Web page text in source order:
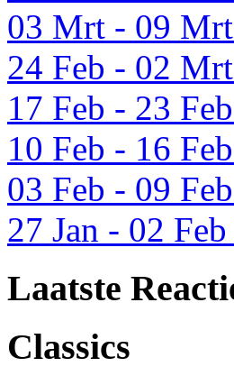
03 Mrt - 09
24 Feb - 02
17 Feb - 23
10 Feb - 16
03 Feb - 09
27 Jan - 02
Laatste
Classics